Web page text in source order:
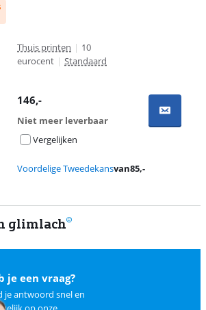
Thuis printen | 10
eurocent | Standaard
146,-
Niet meer leverbaar
Vergelijken
Voordelige Tweedekansvan85,-
glimlach
je een vraag?
je antwoord snel en